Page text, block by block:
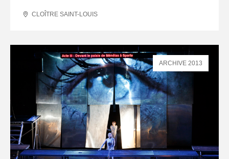
CLOÎTRE SAINT-LOUIS
ARCHIVE 2013